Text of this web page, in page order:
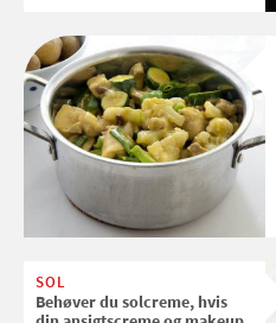
SOL
Behøver du solcreme, hvis